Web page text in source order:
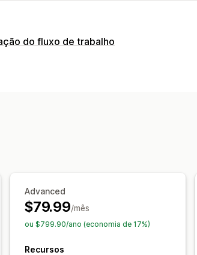
fraude
personalizados
de alto risco
Notificações dos apps
do fluxo de trabalho
Advanced
$79.99/mês
ou $799.90/ano (economia de 17%)
Recursos